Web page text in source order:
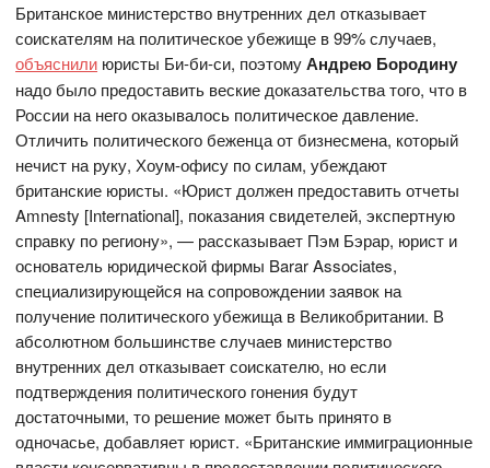
Британское министерство внутренних дел отказывает
соискателям на политическое убежище в 99% случаев,
объяснили юристы Би-би-си, поэтомуАндрею Бородину
надо было предоставить веские доказательства того, что в
России на него оказывалось политическое давление.
Отличить политического беженца от бизнесмена, который
нечист на руку, Хоум-офису по силам, убеждают
британские юристы. «Юрист должен предоставить отчеты
Amnesty [International], показания свидетелей, экспертную
справку по региону», — рассказывает Пэм Бэрар, юрист и
основатель юридической фирмы Barar Associates,
специализирующейся на сопровождении заявок на
получение политического убежища в Великобритании. В
абсолютном большинстве случаев министерство
внутренних дел отказывает соискателю, но если
подтверждения политического гонения будут
достаточными, то решение может быть принято в
одночасье, добавляет юрист. «Британские иммиграционные